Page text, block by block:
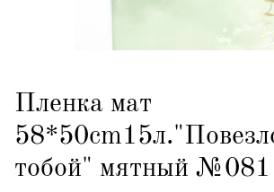
Пленка мат
тобой" мятный №081